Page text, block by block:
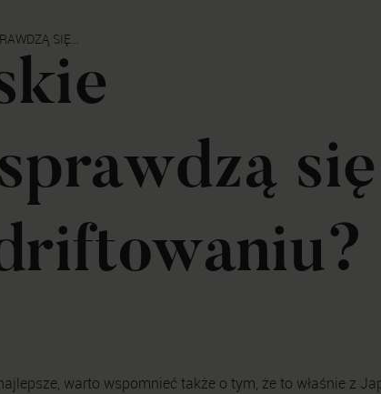
SIĘ
się
warto wspomnieć także o tym, że to właśnie z